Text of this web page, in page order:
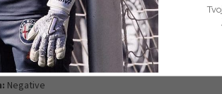
popis produktu
ruky:Pevný s yntetický latex s umístěný na
jsou také gumové prvky které pomáhají při
Negative